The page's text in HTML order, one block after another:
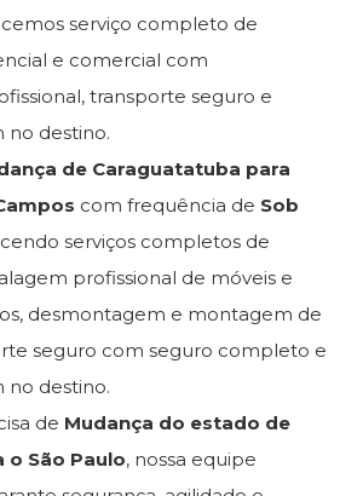
serviço completo de
e comercial com
transporte seguro e
no destino.
de Caraguatatuba para
com frequência de Sob
serviços completos de
profissional de móveis e
desmontagem e montagem de
seguro com seguro completo e
no destino.
de Mudança do estado de
o São Paulo, nossa equipe